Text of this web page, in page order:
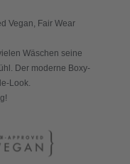
Vegan, Fair Wear
Wäschen seine
Der moderne Boxy-
Look.